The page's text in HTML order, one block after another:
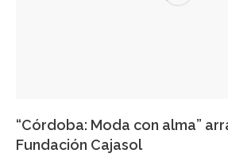
“Córdoba: Moda con alma”
Fundación Cajasol